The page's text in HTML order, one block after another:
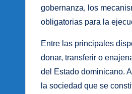
gobernanza, los
obligatorias para la
Entre las principales
donar, transferir o
del Estado dominicano.
la sociedad que se